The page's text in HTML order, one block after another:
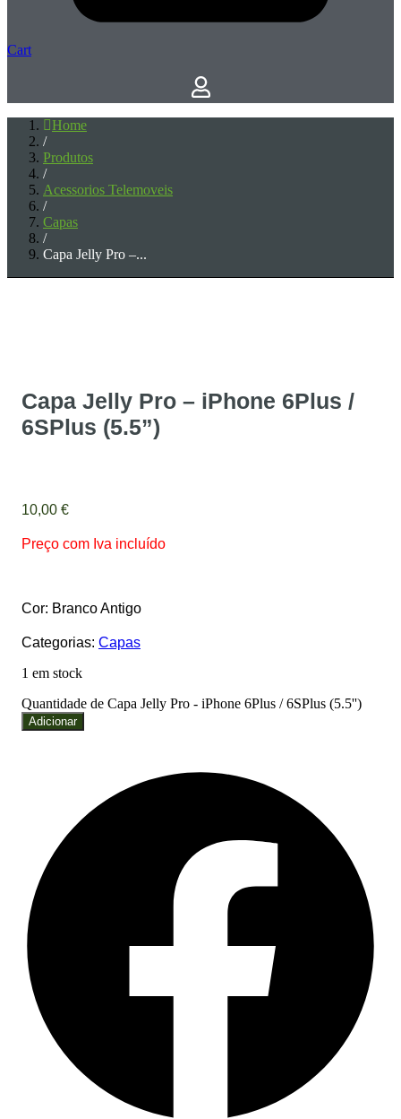
Cart
Home
/
Produtos
/
Acessorios Telemoveis
/
Capas
/
Capa Jelly Pro –...
Capa Jelly Pro – iPhone 6Plus /
6SPlus (5.5”)
10,00 €
Preço com Iva incluído
Cor: Branco Antigo
Categorias: Capas
1 em stock
Quantidade de Capa Jelly Pro - iPhone 6Plus / 6SPlus (5.5'')
Adicionar